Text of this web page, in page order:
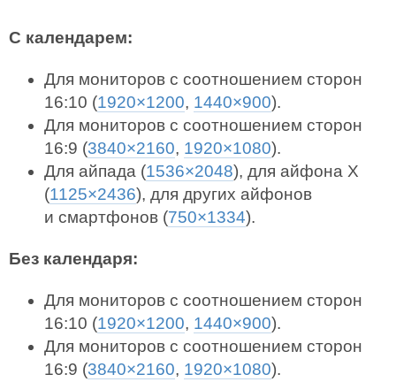
С календарем:
Для мониторов с соотношением сторон
16:10 (1920×1200, 1440×900).
Для мониторов с соотношением сторон
16:9 (3840×2160, 1920×1080).
Для айпада (1536×2048), для айфона X
(1125×2436), для других айфонов
и смартфонов (750×1334).
Без календаря:
Для мониторов с соотношением сторон
16:10 (1920×1200, 1440×900).
Для мониторов с соотношением сторон
16:9 (3840×2160, 1920×1080).